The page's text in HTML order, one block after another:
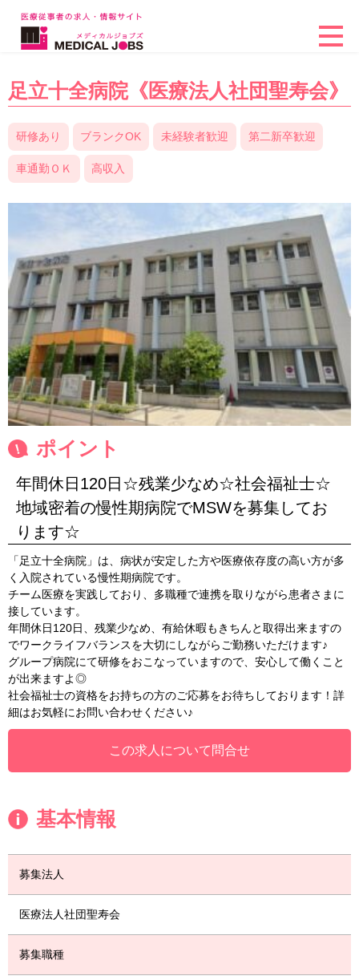
足立十全病院《医療法人社団聖寿会》
研修あり ブランクOK 未経験者歓迎 第二新卒歓迎
車通勤ＯＫ 高収入
ポイント
年間休日120日☆残業少なめ☆社会福祉士☆
地域密着の慢性期病院でMSWを募集してお
ります☆
「足立十全病院」は、病状が安定した方や医療依存度の高い方が多
く入院されている慢性期病院です。
チーム医療を実践しており、多職種で連携を取りながら患者さまに
接しています。
年間休日120日、残業少なめ、有給休暇もきちんと取得出来ますの
でワークライフバランスを大切にしながらご勤務いただけます♪
グループ病院にて研修をおこなっていますので、安心して働くこと
が出来ますよ◎
社会福祉士の資格をお持ちの方のご応募をお待ちしております！詳
細はお気軽にお問い合わせください♪
この求人について問合せ
基本情報
募集法人
医療法人社団聖寿会
募集職種